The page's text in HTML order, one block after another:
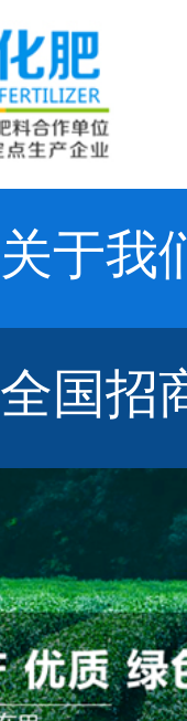
关于我
全国招